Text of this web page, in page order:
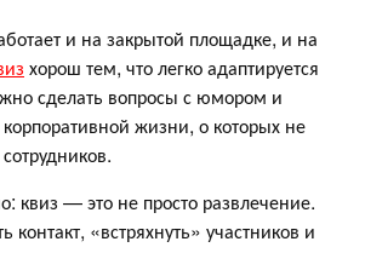
и на закрытой площадке, и на
хорош тем, что легко адаптируется
сделать вопросы с юмором и
жизни, о которых не
квиз — это не просто развлечение.
контакт, «встряхнуть» участников и